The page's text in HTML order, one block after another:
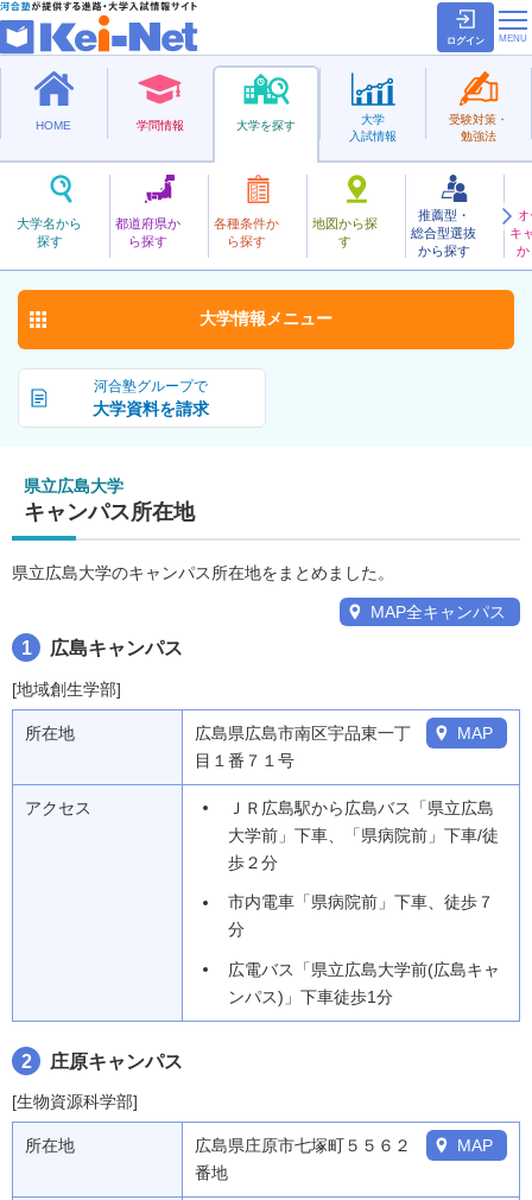
ログイン
HOME 学問情報 大学を探す
大学名から
探す
都道府県か
ら探す
各種条件か
ら探す
地図から探
す
推薦型・
総合型選抜
から探す
キ
か
大学
入試情報
受験対策・
勉強法
公立
けんりつひろしま
県立広島大学 お気に入り
河合塾グループで
大学資料を請求
大学情報 メニュー
県立広島大学
キャンパス所在地
県立広島大学のキャンパス所在地をまとめました。
MAP全キャンパス
1 広島キャンパス
[地域創生学部]
所在地
広島県広島市南区宇品東一丁
目１番７１号
MAP
アクセス
ＪＲ広島駅から広島バス「県立広島
大学前」下車、「県病院前」下車/徒
歩２分
市内電車「県病院前」下車、徒歩７
分
広電バス「県立広島大学前(広島キャ
ンパス)」下車徒歩1分
2 庄原キャンパス
[生物資源科学部]
所在地
広島県庄原市七塚町５５６２
番地
MAP